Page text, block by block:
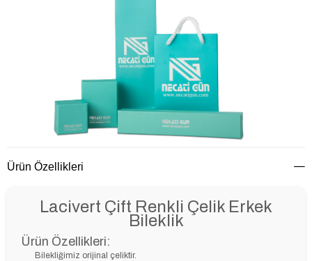
Ürün Özellikleri
Lacivert Çift Renkli Çelik Erkek
Bileklik
Ürün Özellikleri:
Bilekliğimiz orijinal çeliktir.